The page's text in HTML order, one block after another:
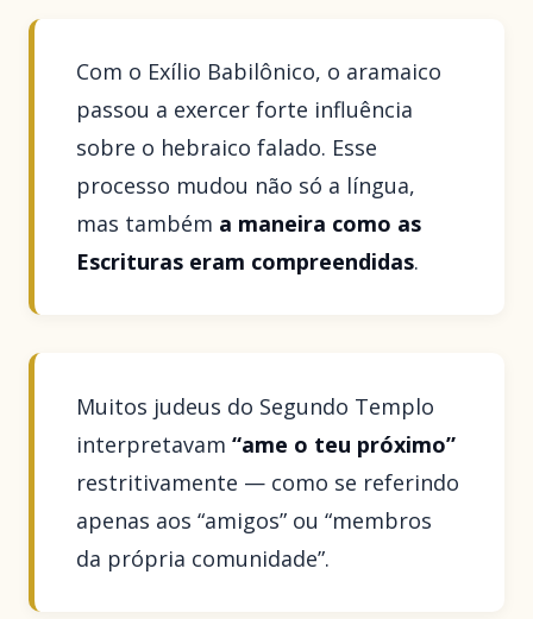
Com o Exílio Babilônico, o aramaico
passou a exercer forte influência
sobre o hebraico falado. Esse
processo mudou não só a língua,
mas também a maneira como as
Escrituras eram compreendidas.
Muitos judeus do Segundo Templo
interpretavam“ame o teu próximo”
restritivamente — como se referindo
apenas aos “amigos” ou “membros
da própria comunidade”.